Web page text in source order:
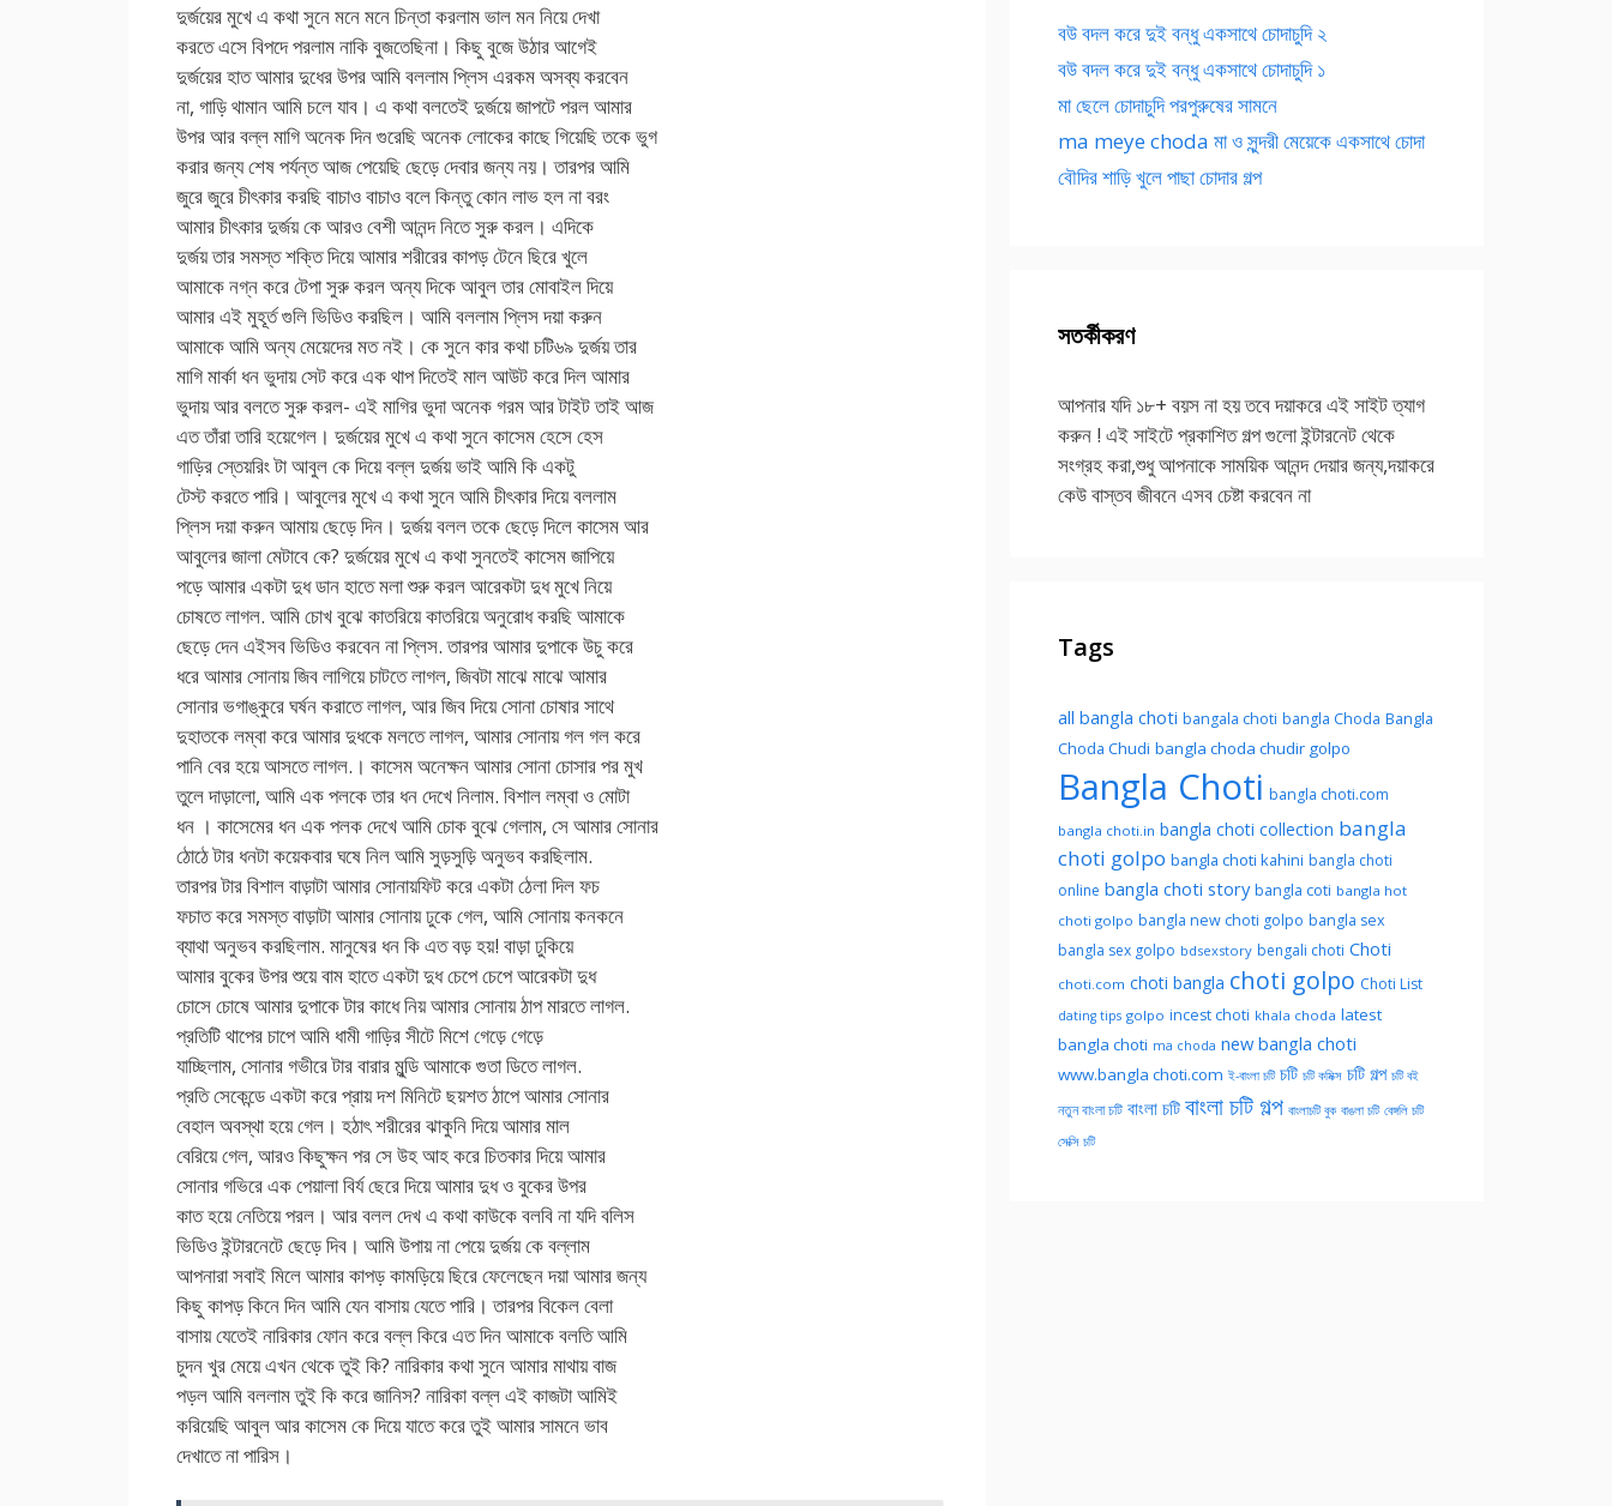
দুর্জয়ের মুখে এ কথা সুনে মনে মনে চিন্তা করলাম ভাল মন নিয়ে দেখা
করতে এসে বিপদে পরলাম নাকি বুজতেছিনা। কিছু বুজে উঠার আগেই
দুর্জয়ের হাত আমার দুধের উপর আমি বললাম প্লিস এরকম অসব্য করবেন
না, গাড়ি থামান আমি চলে যাব। এ কথা বলতেই দুর্জয়ে জাপটে পরল আমার
উপর আর বল্ল মাগি অনেক দিন গুরেছি অনেক লোকের কাছে গিয়েছি তকে ভুগ
করার জন্য শেষ পর্যন্ত আজ পেয়েছি ছেড়ে দেবার জন্য নয়। তারপর আমি
জুরে জুরে চীৎকার করছি বাচাও বাচাও বলে কিন্তু কোন লাভ হল না বরং
আমার চীৎকার দুর্জয় কে আরও বেশী আনন্দ নিতে সুরু করল। এদিকে
দুর্জয় তার সমস্ত শক্তি দিয়ে আমার শরীরের কাপড় টেনে ছিরে খুলে
আমাকে নগ্ন করে টেপা সুরু করল অন্য দিকে আবুল তার মোবাইল দিয়ে
আমার এই মুহূর্ত গুলি ভিডিও করছিল। আমি বললাম প্লিস দয়া করুন
আমাকে আমি অন্য মেয়েদের মত নই। কে সুনে কার কথা চটি৬৯ দুর্জয় তার
মাগি মার্কা ধন ভুদায় সেট করে এক থাপ দিতেই মাল আউট করে দিল আমার
ভুদায় আর বলতে সুরু করল- এই মাগির ভুদা অনেক গরম আর টাইট তাই আজ
এত তাঁরা তারি হয়েগেল। দুর্জয়ের মুখে এ কথা সুনে কাসেম হেসে হেস
গাড়ির স্তেয়রিং টা আবুল কে দিয়ে বল্ল দুর্জয় ভাই আমি কি একটু
টেস্ট করতে পারি। আবুলের মুখে এ কথা সুনে আমি চীৎকার দিয়ে বললাম
প্লিস দয়া করুন আমায় ছেড়ে দিন। দুর্জয় বলল তকে ছেড়ে দিলে কাসেম আর
আবুলের জালা মেটাবে কে? দুর্জয়ের মুখে এ কথা সুনতেই কাসেম জাপিয়ে
পড়ে আমার একটা দুধ ডান হাতে মলা শুরু করল আরেকটা দুধ মুখে নিয়ে
চোষতে লাগল. আমি চোখ বুঝে কাতরিয়ে কাতরিয়ে অনুরোধ করছি আমাকে
ছেড়ে দেন এইসব ভিডিও করবেন না প্লিস. তারপর আমার দুপাকে উচু করে
ধরে আমার সোনায় জিব লাগিয়ে চাটতে লাগল, জিবটা মাঝে মাঝে আমার
সোনার ভগাঙ্কুরে ঘর্ষন করাতে লাগল, আর জিব দিয়ে সোনা চোষার সাথে
দুহাতকে লম্বা করে আমার দুধকে মলতে লাগল, আমার সোনায় গল গল করে
পানি বের হয়ে আসতে লাগল.। কাসেম অনেক্ষন আমার সোনা চোসার পর মুখ
তুলে দাড়ালো, আমি এক পলকে তার ধন দেখে নিলাম. বিশাল লম্বা ও মোটা
ধন । কাসেমের ধন এক পলক দেখে আমি চোক বুঝে গেলাম, সে আমার সোনার
ঠোঠে টার ধনটা কয়েকবার ঘষে নিল আমি সুড়সুড়ি অনুভব করছিলাম.
তারপর টার বিশাল বাড়াটা আমার সোনায়ফিট করে একটা ঠেলা দিল ফচ
ফচাত করে সমস্ত বাড়াটা আমার সোনায় ঢুকে গেল, আমি সোনায় কনকনে
ব্যাথা অনুভব করছিলাম. মানুষের ধন কি এত বড় হয়! বাড়া ঢুকিয়ে
আমার বুকের উপর শুয়ে বাম হাতে একটা দুধ চেপে চেপে আরেকটা দুধ
চোসে চোষে আমার দুপাকে টার কাধে নিয় আমার সোনায় ঠাপ মারতে লাগল.
প্রতিটি থাপের চাপে আমি ধামী গাড়ির সীটে মিশে গেড়ে গেড়ে
যাচ্ছিলাম, সোনার গভীরে টার বারার মুন্ডি আমাকে গুতা ডিতে লাগল.
প্রতি সেকেন্ডে একটা করে প্রায় দশ মিনিটে ছয়শত ঠাপে আমার সোনার
বেহাল অবস্থা হয়ে গেল। হঠাৎ শরীরের ঝাকুনি দিয়ে আমার মাল
বেরিয়ে গেল, আরও কিছুক্ষন পর সে উহ আহ করে চিতকার দিয়ে আমার
সোনার গভিরে এক পেয়ালা বির্য ছেরে দিয়ে আমার দুধ ও বুকের উপর
কাত হয়ে নেতিয়ে পরল। আর বলল দেখ এ কথা কাউকে বলবি না যদি বলিস
ভিডিও ইন্টারনেটে ছেড়ে দিব। আমি উপায় না পেয়ে দুর্জয় কে বল্লাম
আপনারা সবাই মিলে আমার কাপড় কামড়িয়ে ছিরে ফেলেছেন দয়া আমার জন্য
কিছু কাপড় কিনে দিন আমি যেন বাসায় যেতে পারি। তারপর বিকেল বেলা
বাসায় যেতেই নারিকার ফোন করে বল্ল কিরে এত দিন আমাকে বলতি আমি
চুদন খুর মেয়ে এখন থেকে তুই কি? নারিকার কথা সুনে আমার মাথায় বাজ
পড়ল আমি বললাম তুই কি করে জানিস? নারিকা বল্ল এই কাজটা আমিই
করিয়েছি আবুল আর কাসেম কে দিয়ে যাতে করে তুই আমার সামনে ভাব
দেখাতে না পারিস।
বউ বদল করে দুই বন্ধু একসাথে চোদাচুদি ২
বউ বদল করে দুই বন্ধু একসাথে চোদাচুদি ১
মা ছেলে চোদাচুদি পরপুরুষের সামনে
ma meye choda মা ও সুন্দরী মেয়েকে একসাথে চোদা
বৌদির শাড়ি খুলে পাছা চোদার গল্প
সতর্কীকরণ
আপনার যদি ১৮+ বয়স না হয় তবে দয়াকরে এই সাইট ত্যাগ
করুন ! এই সাইটে প্রকাশিত গল্প গুলো ইন্টারনেট থেকে
সংগ্রহ করা,শুধু আপনাকে সাময়িক আনন্দ দেয়ার জন্য,দয়াকরে
কেউ বাস্তব জীবনে এসব চেষ্টা করবেন না
Tags
all bangla choti bangala choti bangla Choda Bangla
Choda Chudi bangla choda chudir golpo
Bangla Choti bangla choti.com
bangla choti.in bangla choti collection bangla
choti golpo bangla choti kahini bangla choti
online bangla choti story bangla coti bangla hot
choti golpo bangla new choti golpo bangla sex
bangla sex golpo bdsexstory bengali choti Choti
choti.com choti bangla choti golpo Choti List
dating tips golpo incest choti khala choda latest
bangla choti ma choda new bangla choti
www.bangla choti.com ই-বাংলা চটি চটি চটি কমিক্স চটি গল্প চটি বই
নতুন বাংলা চটি বাংলা চটি বাংলা চটি গল্প বাংলাচটি বুক বাঙলা চটি বেঙ্গলি চটি
সেক্সি চটি